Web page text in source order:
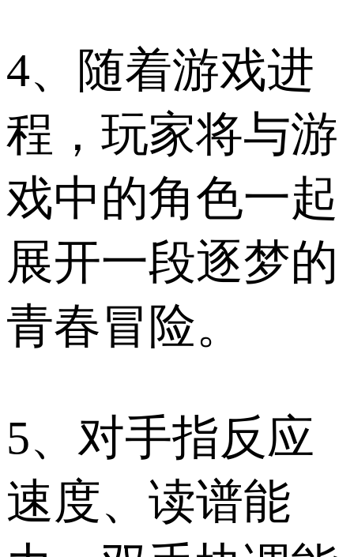
4、随着游戏进
程，玩家将与游
戏中的角色一起
展开一段逐梦的
青春冒险。
5、对手指反应
速度、读谱能